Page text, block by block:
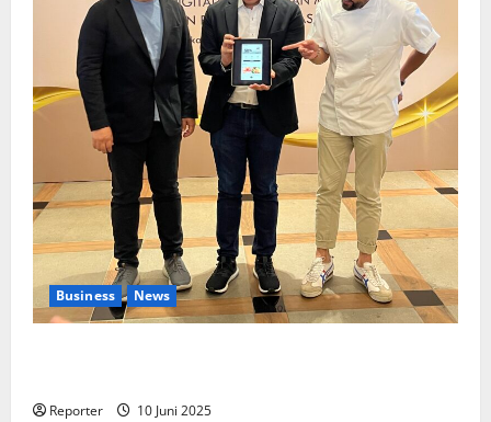
Business News
Reporter 10 Juni 2025